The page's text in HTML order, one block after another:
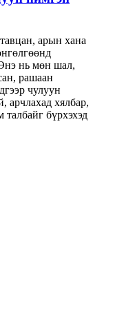
арын хана
нь мөн шал,
рашаан
чулуун
арчлахад хялбар,
бүрхэхэд